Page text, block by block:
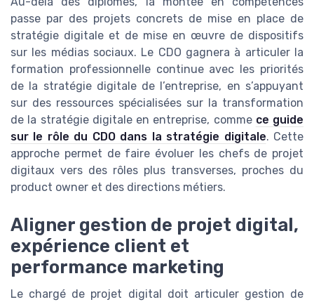
passe par des projets concrets de mise en place de
stratégie digitale et de mise en œuvre de dispositifs
sur les médias sociaux. Le CDO gagnera à articuler la
formation professionnelle continue avec les priorités
de la stratégie digitale de l’entreprise, en s’appuyant
sur des ressources spécialisées sur la transformation
de la stratégie digitale en entreprise, comme ce guide
sur le rôle du CDO dans la stratégie digitale. Cette
approche permet de faire évoluer les chefs de projet
digitaux vers des rôles plus transverses, proches du
product owner et des directions métiers.
Aligner gestion de projet digital,
expérience client et
performance marketing
Le chargé de projet digital doit articuler gestion de